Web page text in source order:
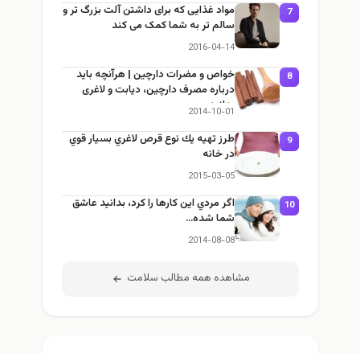
7
مواد غذایی که برای داشتن آلت بزرگ تر و
سالم تر به شما کمک می کند
2016-04-14
8
خواص و مضرات دارچین | هرآنچه باید
درباره مصرف دارچین، دیابت و لاغری
بدانید
2014-10-01
9
طرز تهيه يك نوع قرص لاغري بسيار قوي
در خانه
2015-03-05
10
اگر مردي اين كارها را كرد، بدانيد عاشق
شما شده…
2014-08-08
مشاهده همه مطالب سلامت